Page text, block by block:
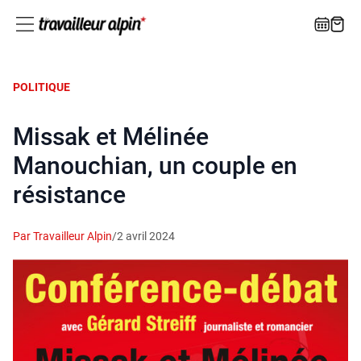
POLITIQUE
Missak et Mélinée
Manouchian, un couple en
résistance
Par Travailleur Alpin/2 avril 2024